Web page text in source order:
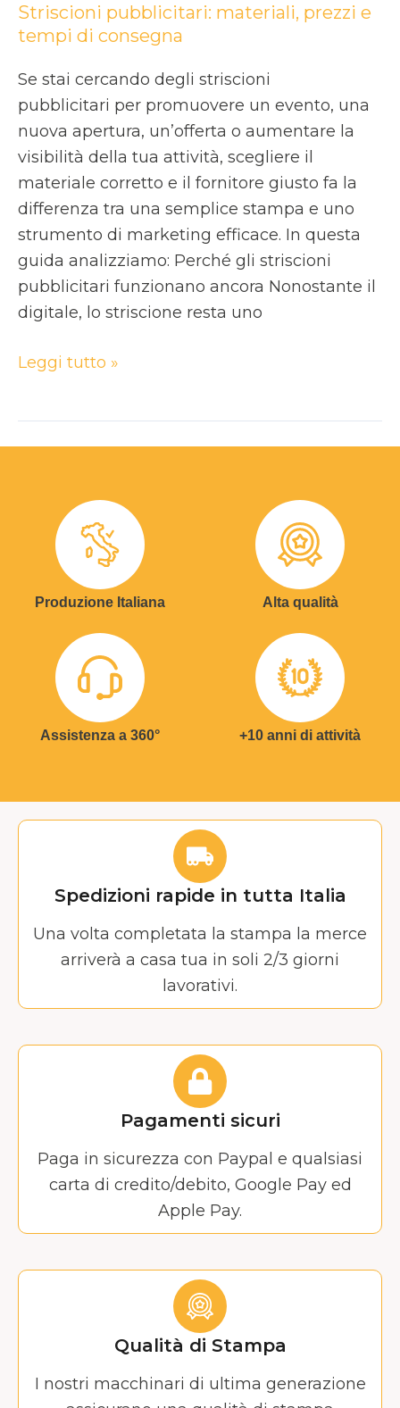
Striscioni pubblicitari: materiali, prezzi e
tempi di consegna
Se stai cercando degli striscioni
pubblicitari per promuovere un evento, una
nuova apertura, un’offerta o aumentare la
visibilità della tua attività, scegliere il
materiale corretto e il fornitore giusto fa la
differenza tra una semplice stampa e uno
strumento di marketing efficace. In questa
guida analizziamo: Perché gli striscioni
pubblicitari funzionano ancora Nonostante il
digitale, lo striscione resta uno
Leggi tutto »
Produzione Italiana Alta qualità
Assistenza a 360° +10 anni di attività
Spedizioni rapide in tutta Italia
Una volta completata la stampa la merce
arriverà a casa tua in soli 2/3 giorni
lavorativi.
Pagamenti sicuri
Paga in sicurezza con Paypal e qualsiasi
carta di credito/debito, Google Pay ed
Apple Pay.
Qualità di Stampa
I nostri macchinari di ultima generazione